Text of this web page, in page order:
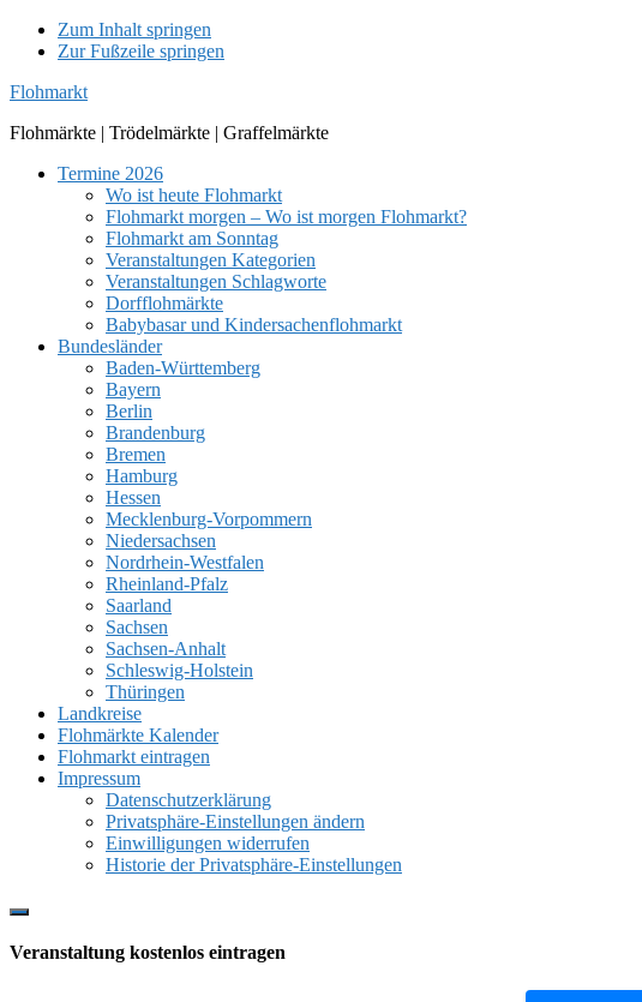
Zum Inhalt springen
Zur Fußzeile springen
Flohmarkt
Flohmärkte | Trödelmärkte | Graffelmärkte
Termine 2026
Wo ist heute Flohmarkt
Flohmarkt morgen – Wo ist morgen Flohmarkt?
Flohmarkt am Sonntag
Veranstaltungen Kategorien
Veranstaltungen Schlagworte
Dorfflohmärkte
Babybasar und Kindersachenflohmarkt
Bundesländer
Baden-Württemberg
Bayern
Berlin
Brandenburg
Bremen
Hamburg
Hessen
Mecklenburg-Vorpommern
Niedersachsen
Nordrhein-Westfalen
Rheinland-Pfalz
Saarland
Sachsen
Sachsen-Anhalt
Schleswig-Holstein
Thüringen
Landkreise
Flohmärkte Kalender
Flohmarkt eintragen
Impressum
Datenschutzerklärung
Privatsphäre-Einstellungen ändern
Einwilligungen widerrufen
Historie der Privatsphäre-Einstellungen
Show
Content
Veranstaltung kostenlos eintragen